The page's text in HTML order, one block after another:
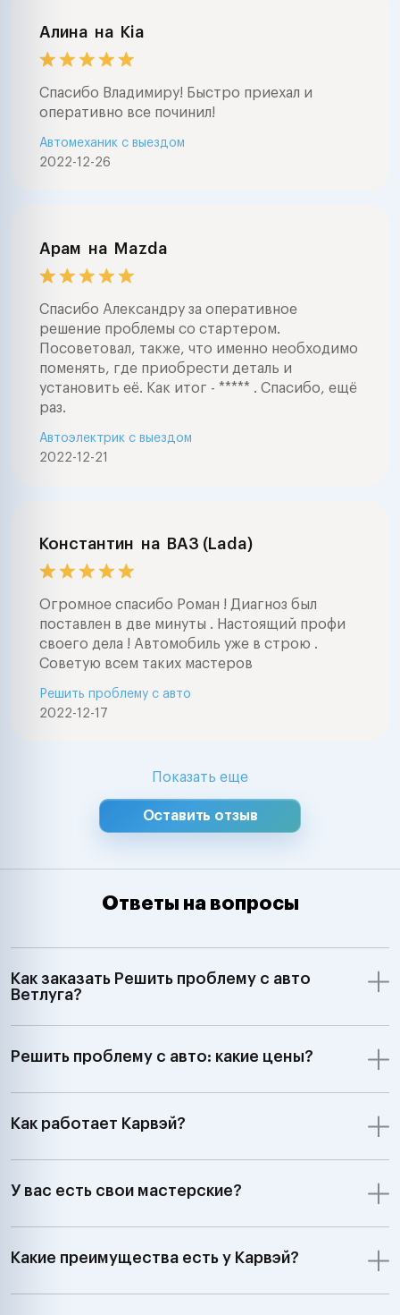
Алина на Kia
Спасибо Владимиру! Быстро приехал и
оперативно все починил!
2022-12-26
Автомеханик с выездом
Арам на Mazda
Спасибо Александру за оперативное
решение проблемы со стартером.
Посоветовал, также, что именно необходимо
поменять, где приобрести деталь и
установить её. Как итог - ***** . Спасибо, ещё
раз.
2022-12-21
Автоэлектрик с выездом
Константин на ВАЗ (Lada)
Огромное спасибо Роман ! Диагноз был
поставлен в две минуты . Настоящий профи
своего дела ! Автомобиль уже в строю .
Советую всем таких мастеров
2022-12-17
Решить проблему с авто
Показать еще
Оставить отзыв
Ответы на вопросы
Как заказать Решить проблему с авто
Ветлуга?
Решить проблему с авто: какие цены?
Как работает Карвэй?
У вас есть свои мастерские?
Какие преимущества есть у Карвэй?